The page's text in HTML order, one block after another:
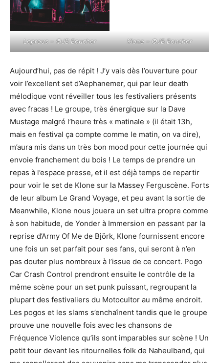
Leprous –©JB Boucher Klone –©JB Boucher
Aujourd’hui, pas de répit ! J’y vais dès l’ouverture pour
voir l’excellent set d’Aephanemer, qui par leur death
mélodique vont réveiller tous les festivaliers présents
avec fracas ! Le groupe, très énergique sur la Dave
Mustage malgré l’heure très « matinale » (il était 13h,
mais en festival ça compte comme le matin, on va dire),
m’aura mis dans un très bon mood pour cette journée qui
envoie franchement du bois ! Le temps de prendre un
repas à l’espace presse, et il est déjà temps de repartir
pour voir le set de Klone sur la Massey Ferguscène. Forts
de leur album Le Grand Voyage, et peu avant la sortie de
Meanwhile, Klone nous jouera un set ultra propre comme
à son habitude, de Yonder à Immersion en passant par la
reprise d’Army Of Me de Björk, Klone fournissent encore
une fois un set parfait pour ses fans, qui seront à n’en
pas douter plus nombreux à l’issue de ce concert. Pogo
Car Crash Control prendront ensuite le contrôle de la
même scène pour un set punk puissant, regroupant la
plupart des festivaliers du Motocultor au même endroit.
Les pogos et les slams s’enchaînent tandis que le groupe
prouve une nouvelle fois avec les chansons de
Fréquence Violence qu’ils sont imparables sur scène ! Un
petit tour devant les ritournelles folk de Naheulband, qui